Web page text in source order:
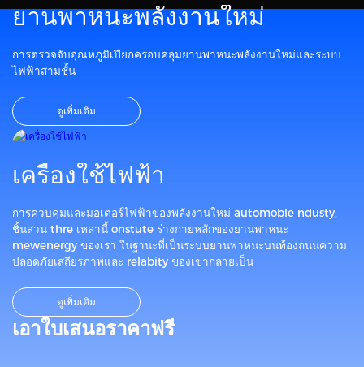
ยานพาหนะพลังงานใหม่
การตรวจจับอุณหภูมิเปียกครอบคลุมยานพาหนะพลังงานใหม่และระบบ
ไฟฟ้าสามชั้น
ดูเพิ่มเติม
เครื่องใช้ไฟฟ้า
การควบคุมและมอเตอร์ไฟฟ้าของพลังงานใหม่ automoble ndusty,
ชิ้นส่วน thre เหล่านี้ onstute ร่างกายหลักของยานพาหนะ
mewenergy ของเรา ในฐานะที่เป็นระบบยานพาหนะบนท้องถนนความ
ปลอดภัยเสถียรภาพและ relabity ของเขากลายเป็น
ดูเพิ่มเติม
เอาใบเสนอราคาฟรี